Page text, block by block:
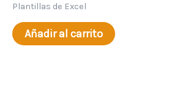
Plantillas de Excel
Añadir al carrito